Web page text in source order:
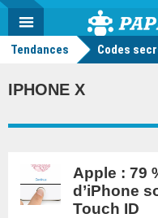
Actu
geek
MENU
Tendances Codes
IPHONE X
Apple : 79
d’iPhone
Touch ID
Mode